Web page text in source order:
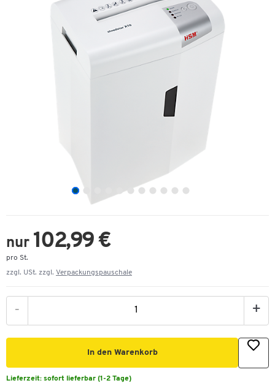
nur 102,99 €
pro St.
zzgl. USt. zzgl. Verpackungspauschale
- +
In den Warenkorb
Lieferzeit: sofort lieferbar (1-2 Tage)